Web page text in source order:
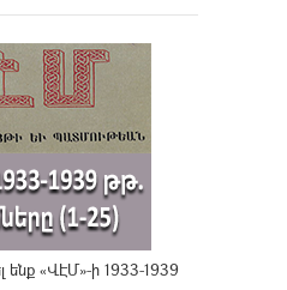
ենք «ՎԷՄ»-ի 1933-1939